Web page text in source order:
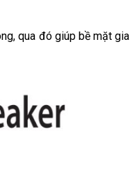
qua đó giúp bề mặt gia